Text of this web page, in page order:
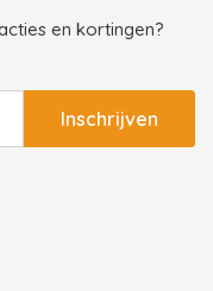
en kortingen?
Inschrijven